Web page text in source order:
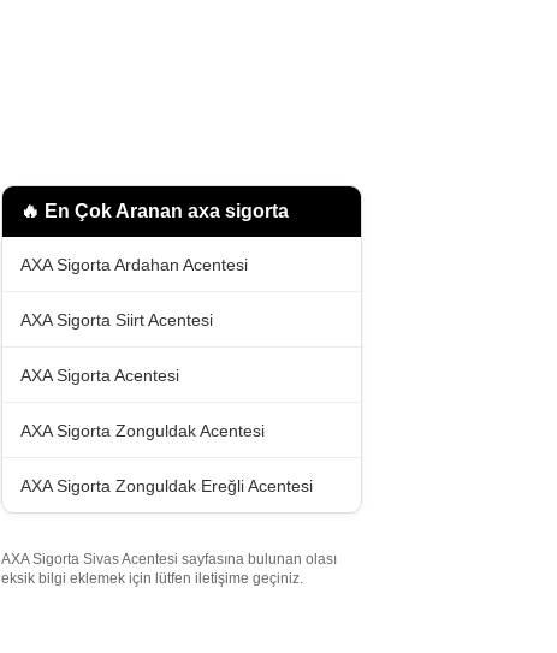
🔥 En Çok Aranan axa sigorta
AXA Sigorta Ardahan Acentesi
AXA Sigorta Siirt Acentesi
AXA Sigorta Acentesi
AXA Sigorta Zonguldak Acentesi
AXA Sigorta Zonguldak Ereğli Acentesi
AXA Sigorta Sivas Acentesi sayfasına bulunan olası
eksik bilgi eklemek için lütfen iletişime geçiniz.